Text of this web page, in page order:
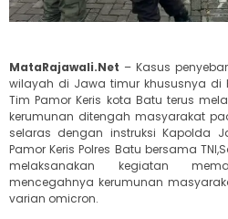
MataRajawali.Net – Kasus
wilayah di Jawa timur khususnya
Tim Pamor Keris kota Batu terus
kerumunan ditengah masyarakat
selaras dengan instruksi Kapolda
Pamor Keris Polres Batu bersama
melaksanakan kegiatan
mencegahnya kerumunan
varian omicron.